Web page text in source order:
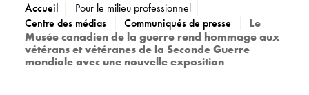
Accueil
Pour le milieu professionnel
Centre des médias
Communiqués de presse
Le
Musée canadien de la guerre rend hommage aux
vétérans et vétéranes de la Seconde Guerre
mondiale avec une nouvelle exposition